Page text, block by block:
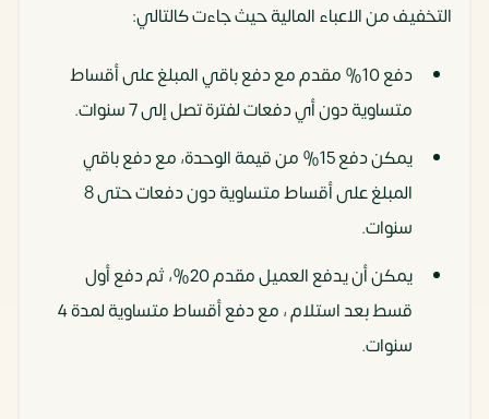
التخفيف من الاعباء المالية حيث جاءت كالتالي:
دفع 10% مقدم مع دفع باقي المبلغ على أقساط
متساوية دون أي دفعات لفترة تصل إلى 7 سنوات.
يمكن دفع 15% من قيمة الوحدة، مع دفع باقي
المبلغ على أقساط متساوية دون دفعات حتى 8
سنوات.
يمكن أن يدفع العميل مقدم 20%، ثم دفع أول
قسط بعد استلام ، مع دفع أقساط متساوية لمدة 4
سنوات.